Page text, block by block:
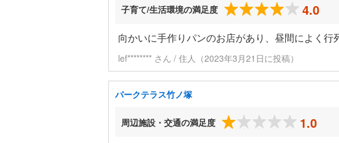
子育て/生活環境の満足度 4.0
向かいに手作りパンのお店があり、昼間によく行
lef******** さん / 住人（2023年3月21日に投稿）
パークテラス竹ノ塚
周辺施設・交通の満足度 1.0